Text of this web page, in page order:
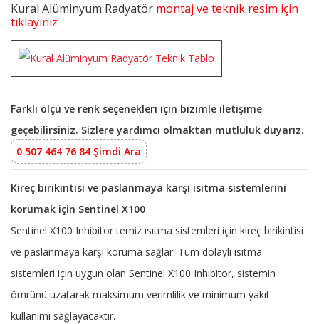
Kural Alüminyum Radyatör montaj ve teknik resim için
tıklayınız
Farklı ölçü ve renk seçenekleri için bizimle iletişime
geçebilirsiniz. Sizlere yardımcı olmaktan mutluluk duyarız.
0 507 464 76 84 Şimdi Ara
Kireç birikintisi ve paslanmaya karşı ısıtma sistemlerini
korumak için Sentinel X100
Sentinel X100 Inhibitor temiz ısıtma sistemleri için kireç birikintisi
ve paslanmaya karşı koruma sağlar. Tüm dolaylı ısıtma
sistemleri için uygun olan Sentinel X100 Inhibitor, sistemin
ömrünü uzatarak maksimum verimlilik ve minimum yakıt
kullanımı sağlayacaktır.